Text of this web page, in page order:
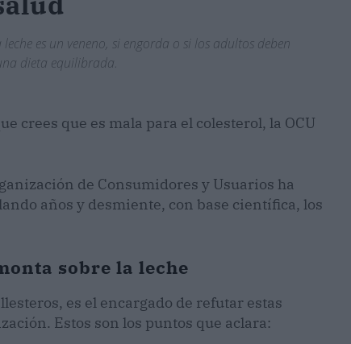
es un veneno, si engorda o si los adultos deben
dieta equilibrada.
crees que es mala para el colesterol, la OCU
de Consumidores y Usuarios ha
años y desmiente, con base científica, los
sobre la leche
es el encargado de refutar estas
Estos son los puntos que aclara: